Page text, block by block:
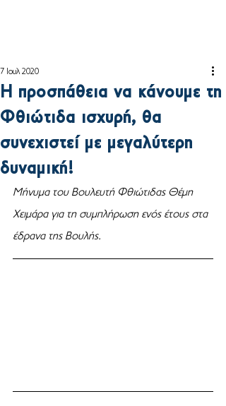
Η προσπάθεια να κάνουμε τη
Φθιώτιδα ισχυρή, θα
συνεχιστεί με μεγαλύτερη
δυναμική!
7 Ιουλ 2020
Μήνυμα του Βουλευτή Φθιώτιδας Θέμη
Χειμάρα για τη συμπλήρωση ενός έτους στα
έδρανα της Βουλής.